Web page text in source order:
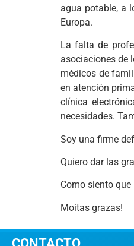
agua potable, a
Europa.
La falta de
asociaciones de
médicos de
en atención
clínica
necesidades.
Soy una firme
Quiero dar las
Como siento
Moitas grazas!